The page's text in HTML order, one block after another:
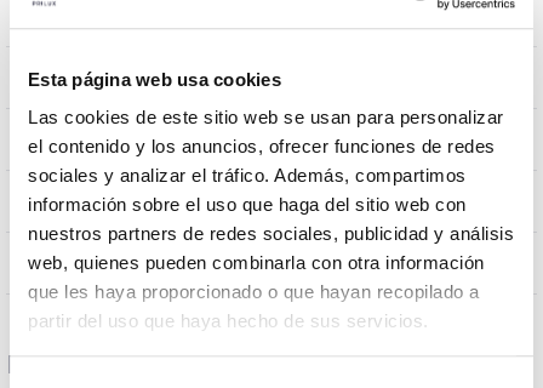
Esta página web usa cookies
Las cookies de este sitio web se usan para personalizar
el contenido y los anuncios, ofrecer funciones de redes
sociales y analizar el tráfico. Además, compartimos
información sobre el uso que haga del sitio web con
nuestros partners de redes sociales, publicidad y análisis
web, quienes pueden combinarla con otra información
que les haya proporcionado o que hayan recopilado a
partir del uso que haya hecho de sus servicios.
Dimensiones
Inclinación –
Unidad corte tira –
Empalmable NO
Datos ópticos